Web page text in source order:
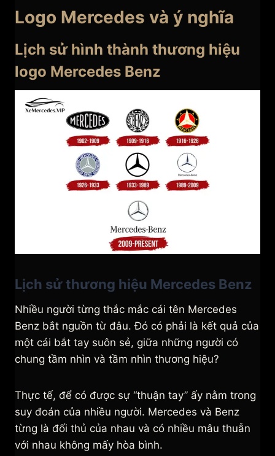
Logo Mercedes và ý nghĩa
Lịch sử hình thành thương hiệu
logo Mercedes Benz
Lịch sử thương hiệu Mercedes Benz
Nhiều người từng thắc mắc cái tên Mercedes
Benz bắt nguồn từ đâu. Đó có phải là kết quả của
một cái bắt tay suôn sẻ, giữa những người có
chung tầm nhìn và tầm nhìn thương hiệu?
Thực tế, để có được sự “thuận tay” ấy nằm trong
suy đoán của nhiều người. Mercedes và Benz
từng là đối thủ của nhau và có nhiều mâu thuẫn
với nhau không mấy hòa bình.